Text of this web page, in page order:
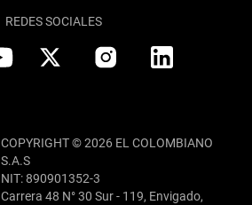
REDES SOCIALES
COPYRIGHT © 2026 EL COLOMBIANO
S.A.S
NIT: 890901352-3
Carrera 48 N° 30 Sur - 119, Envigado,